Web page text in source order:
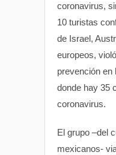
coronavirus,
10 turistas
de Israel,
europeos,
prevención en
donde hay 35
coronavirus.
El grupo –del
mexicanos-